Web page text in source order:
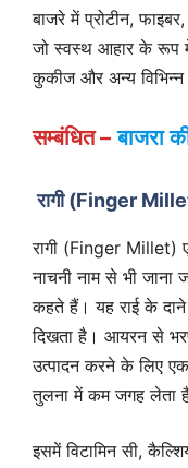
बाजरे में प्रोटीन,
जो स्वस्थ आहार के रूप
कुकीज और अन्य विभिन्न
सम्बंधित – बाजरा
रागी (Finger
रागी (Finger Millet)
नाचनी नाम से भी
कहते हैं। यह राई के
दिखता है। आयरन से
उत्पादन करने के लिए
तुलना में कम जगह लेता
इसमें विटामिन सी,